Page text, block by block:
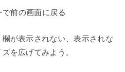
で前の画面に戻る
が表示されない、表示されな
を広げてみよう。